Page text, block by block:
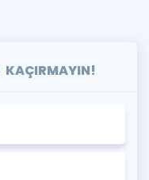
KAÇIRMAYIN!